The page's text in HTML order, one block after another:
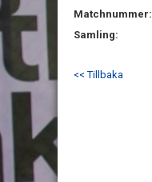
Matchnummer:
Samling:
<< Tillbaka